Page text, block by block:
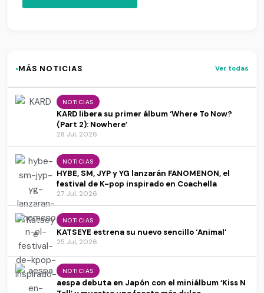
·MÁS NOTICIAS Ver todas
NOTICIAS
KARD libera su primer álbum ‘Where To Now?
(Part 2): Nowhere’
28 Jul, 2026
NOTICIAS
HYBE, SM, JYP y YG lanzarán FANOMENON, el
festival de K-pop inspirado en Coachella
27 Jul, 2026
NOTICIAS
KATSEYE estrena su nuevo sencillo ‘Animal’
25 Jul, 2026
NOTICIAS
aespa debuta en Japón con el miniálbum ‘Kiss N